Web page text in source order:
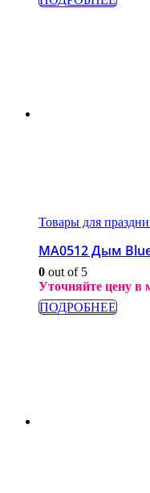
Товары для
МА0512 Дым
0 out of 5
Уточняйте цену в
ПОДРОБНЕЕ